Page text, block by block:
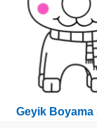
Geyik Boyama